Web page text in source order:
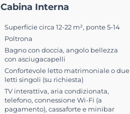
Cabina Interna
Superficie circa 12-22 m², ponte 5-14
Poltrona
Bagno con doccia, angolo bellezza
con asciugacapelli
Confortevole letto matrimoniale o due
letti singoli (su richiesta)
TV interattiva, aria condizionata,
telefono, connessione Wi-Fi (a
pagamento), cassaforte e minibar